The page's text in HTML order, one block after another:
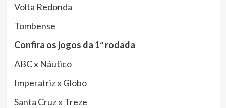
Volta Redonda
Tombense
Confira os jogos da 1ª rodada
ABC x Náutico
Imperatriz x Globo
Santa Cruz x Treze